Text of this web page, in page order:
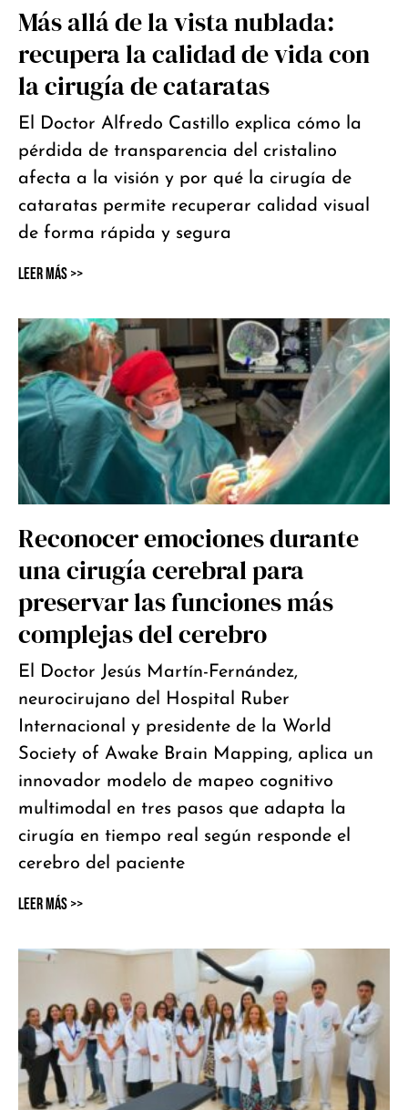
Más allá de la vista nublada:
recupera la calidad de vida con
la cirugía de cataratas
El Doctor Alfredo Castillo explica cómo la
pérdida de transparencia del cristalino
afecta a la visión y por qué la cirugía de
cataratas permite recuperar calidad visual
de forma rápida y segura
Leer Más >>
Reconocer emociones durante
una cirugía cerebral para
preservar las funciones más
complejas del cerebro
El Doctor Jesús Martín-Fernández,
neurocirujano del Hospital Ruber
Internacional y presidente de la World
Society of Awake Brain Mapping, aplica un
innovador modelo de mapeo cognitivo
multimodal en tres pasos que adapta la
cirugía en tiempo real según responde el
cerebro del paciente
Leer Más >>